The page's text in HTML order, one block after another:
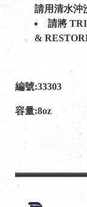
請用清水沖
請將
&
編號:33303
容量:8oz